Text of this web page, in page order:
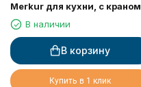
Merkur для кухни, с краном
для питьевой воды, черный
мрамор
В наличии
В корзину
Купить в 1 клик